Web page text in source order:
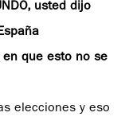
usted dijo
en que esto no se
elecciones y eso